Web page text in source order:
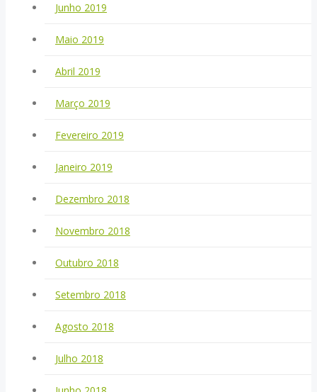
Junho 2019
Maio 2019
Abril 2019
Março 2019
Fevereiro 2019
Janeiro 2019
Dezembro 2018
Novembro 2018
Outubro 2018
Setembro 2018
Agosto 2018
Julho 2018